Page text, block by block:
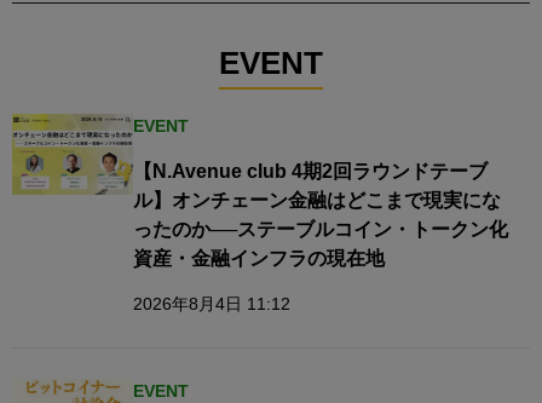
EVENT
EVENT
【N.Avenue club 4期2回ラウンドテーブ
ル】オンチェーン金融はどこまで現実にな
ったのか──ステーブルコイン・トークン化
資産・金融インフラの現在地
2026年8月4日 11:12
EVENT